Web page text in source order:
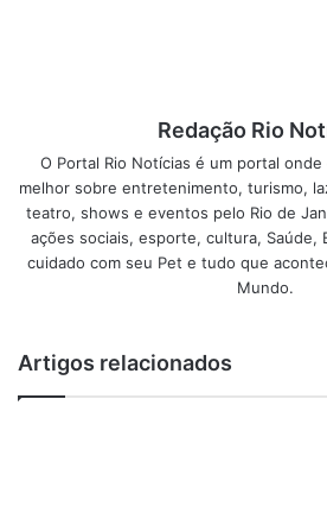
sem tomar remédios prejudiciais,
exercícios monótonos e chatos e
em risco.
A Dieta de 21 dias foi desenvolvida
Aurélio (Naturopata com Formação
que existe no mercado.
Redação Rio
O Portal Rio Notícias é um portal
melhor sobre entretenimento, turismo,
teatro, shows e eventos pelo Rio de
ações sociais, esporte, cultura, Saúde,
cuidado com seu Pet e tudo que
Mundo.
Artigos relacionados